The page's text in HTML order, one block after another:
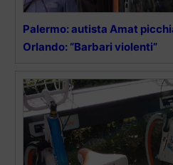
Palermo: autista Amat
Orlando: “Barbari violenti”